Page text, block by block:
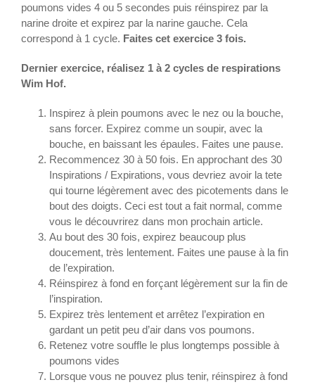
poumons vides 4 ou 5 secondes puis réinspirez par la
narine droite et expirez par la narine gauche. Cela
correspond à 1 cycle. Faites cet exercice 3 fois.
Dernier exercice, réalisez 1 à 2 cycles de respirations
Wim Hof.
Inspirez à plein poumons avec le nez ou la bouche,
sans forcer. Expirez comme un soupir, avec la
bouche, en baissant les épaules. Faites une pause.
Recommencez 30 à 50 fois. En approchant des 30
Inspirations / Expirations, vous devriez avoir la tete
qui tourne légèrement avec des picotements dans le
bout des doigts. Ceci est tout a fait normal, comme
vous le découvrirez dans mon prochain article.
Au bout des 30 fois, expirez beaucoup plus
doucement, très lentement. Faites une pause à la fin
de l’expiration.
Réinspirez à fond en forçant légèrement sur la fin de
l’inspiration.
Expirez très lentement et arrêtez l’expiration en
gardant un petit peu d’air dans vos poumons.
Retenez votre souffle le plus longtemps possible à
poumons vides
Lorsque vous ne pouvez plus tenir, réinspirez à fond